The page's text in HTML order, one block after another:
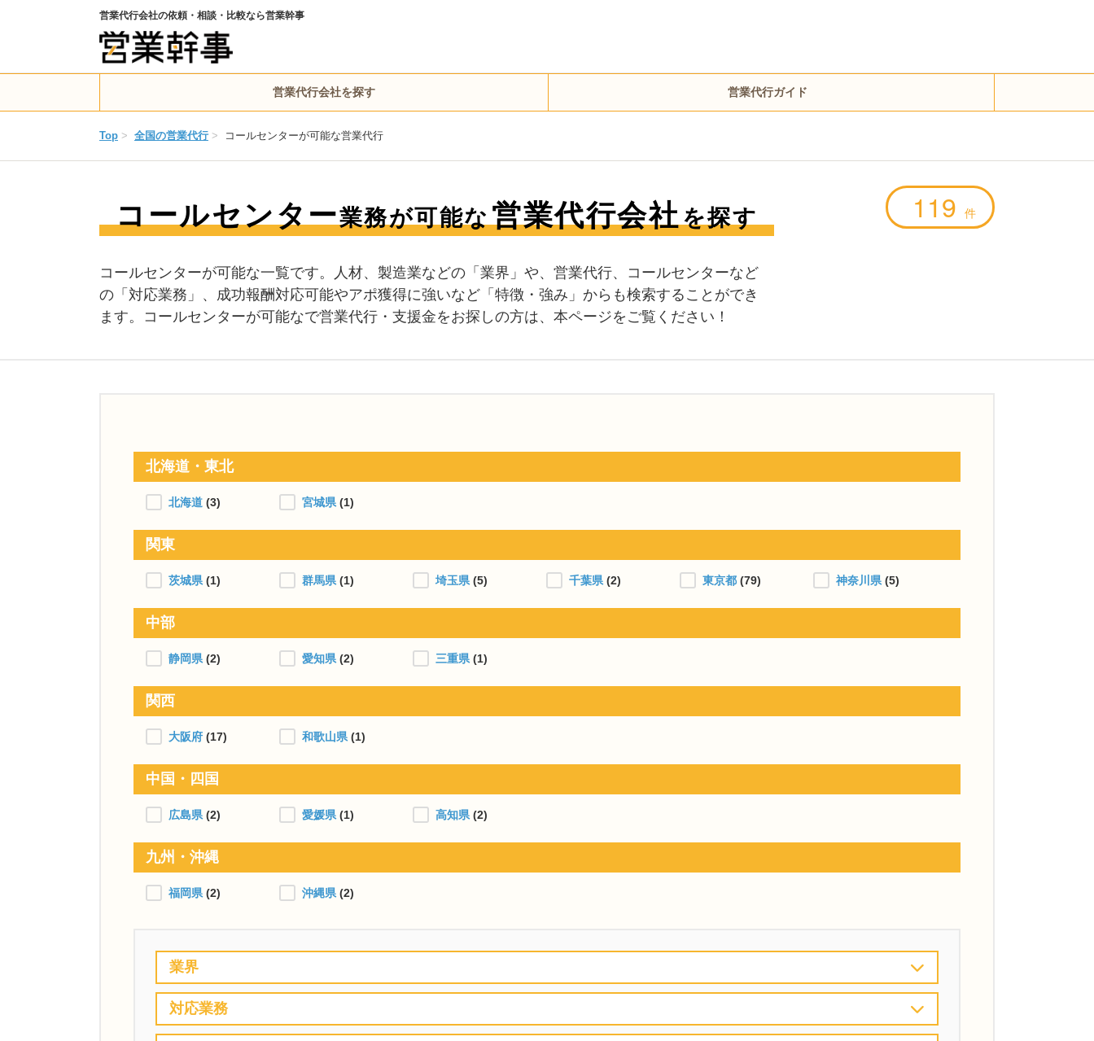
営業代行会社の依頼・相談・比較なら営業幹事
営業代行会社を探す 営業代行ガイド
Top > 全国の営業代行 > コールセンターが可能な営業代行
119 件
コールセンター業務が可能な 営業代行会社 を探す
コールセンターが可能な一覧です。人材、製造業などの「業界」や、営業代行、コールセンターなど
の「対応業務」、成功報酬対応可能やアポ獲得に強いなど「特徴・強み」からも検索することができ
ます。コールセンターが可能なで営業代行・支援金をお探しの方は、本ページをご覧ください！
北海道・東北
北海道 (3) 宮城県 (1)
関東
茨城県 (1) 群馬県 (1) 埼玉県 (5) 千葉県 (2) 東京都 (79) 神奈川県 (5)
中部
静岡県 (2) 愛知県 (2) 三重県 (1)
関西
大阪府 (17) 和歌山県 (1)
中国・四国
広島県 (2) 愛媛県 (1) 高知県 (2)
九州・沖縄
福岡県 (2) 沖縄県 (2)
業界
対応業務